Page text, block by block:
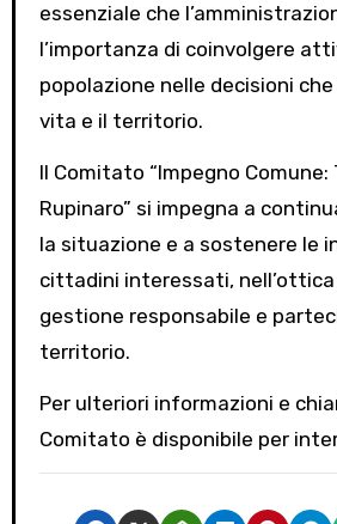
essenziale che
l’importanza di coinvolgere
popolazione nelle decisioni
vita e il territorio.
Il Comitato “Impegno
Rupinaro” si impegna a
la situazione e a sostenere le
cittadini interessati,
gestione responsabile e
territorio.
Per ulteriori informazioni e
Comitato è disponibile per